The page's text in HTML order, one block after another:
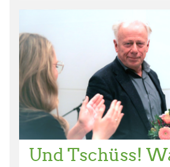
Und Tschüss!